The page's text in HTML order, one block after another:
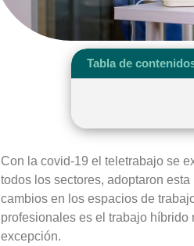
Tabla de
Con la covid-19 el teletrabajo se
todos los sectores, adoptaron
cambios en los espacios de
profesionales es el trabajo
excepción.